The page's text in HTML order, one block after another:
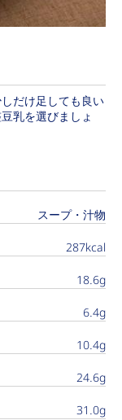
だけ足しても良い
乳を選びましょ
スープ・汁物
287kcal
18.6g
6.4g
10.4g
24.6g
31.0g